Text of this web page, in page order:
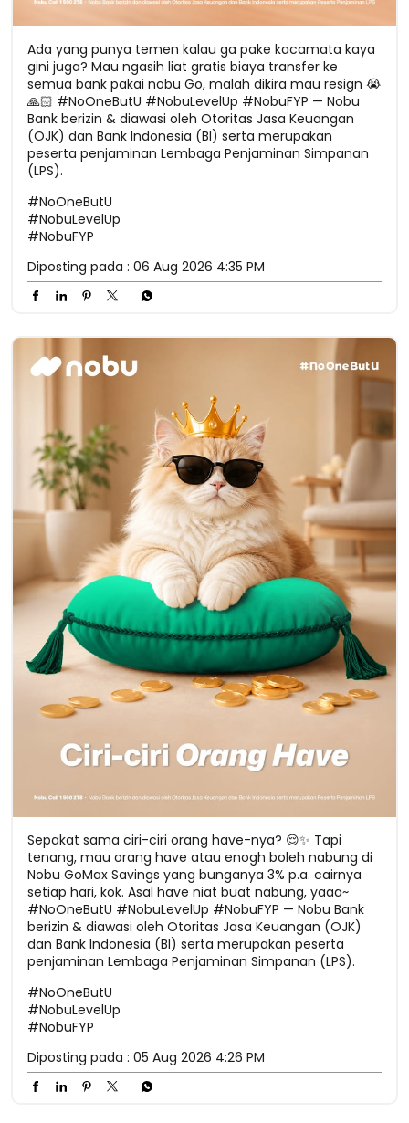
Ada yang punya temen kalau ga pake kacamata kaya
gini juga? Mau ngasih liat gratis biaya transfer ke
semua bank pakai nobu Go, malah dikira mau resign 😭
🙏🏻 #NoOneButU #NobuLevelUp #NobuFYP — Nobu
Bank berizin & diawasi oleh Otoritas Jasa Keuangan
(OJK) dan Bank Indonesia (BI) serta merupakan
peserta penjaminan Lembaga Penjaminan Simpanan
(LPS).
#NoOneButU
#NobuLevelUp
#NobuFYP
Diposting pada : 06 Aug 2026 4:35 PM
Sepakat sama ciri-ciri orang have-nya? 😌✨ Tapi
tenang, mau orang have atau enogh boleh nabung di
Nobu GoMax Savings yang bunganya 3% p.a. cairnya
setiap hari, kok. Asal have niat buat nabung, yaaa~
#NoOneButU #NobuLevelUp #NobuFYP — Nobu Bank
berizin & diawasi oleh Otoritas Jasa Keuangan (OJK)
dan Bank Indonesia (BI) serta merupakan peserta
penjaminan Lembaga Penjaminan Simpanan (LPS).
#NoOneButU
#NobuLevelUp
#NobuFYP
Diposting pada : 05 Aug 2026 4:26 PM